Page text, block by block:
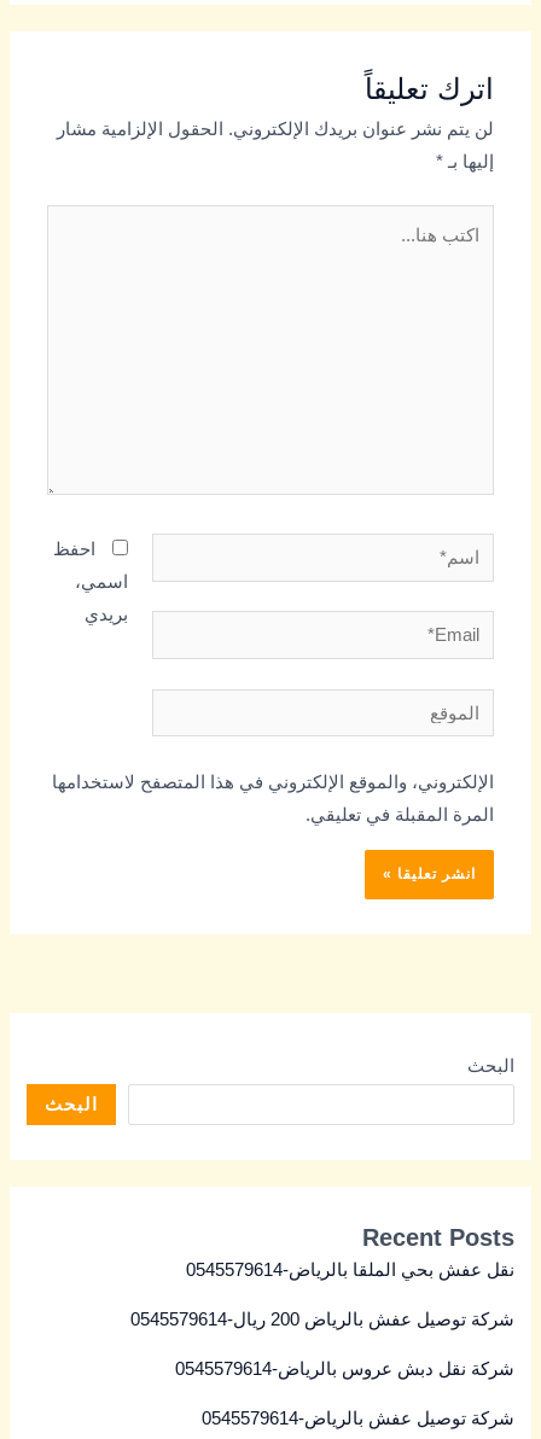
اترك تعليقاً
لن يتم نشر عنوان بريدك الإلكتروني.
الحقول الإلزامية مشار
إليها بـ*
اسم*
Email*
الموقع
احفظ
اسمي،
بريدي
الإلكتروني، والموقع الإلكتروني في هذا المتصفح لاستخدامها
المرة المقبلة في تعليقي.
البحث
البحث
Recent Posts
نقل عفش بحي الملقا بالرياض-0545579614
شركة توصيل عفش بالرياض 200 ريال-0545579614
شركة نقل دبش عروس بالرياض-0545579614
شركة توصيل عفش بالرياض-0545579614